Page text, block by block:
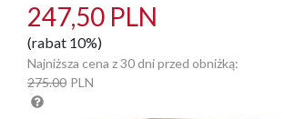
247,50 PLN
(rabat 10%)
Najniższa cena z 30 dni przed obniżką:
275.00 PLN